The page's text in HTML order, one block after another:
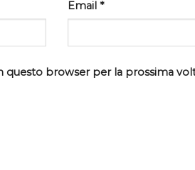
Email *
questo browser per la prossima